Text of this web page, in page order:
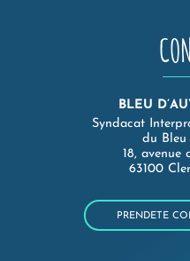
BLEU
Syndacat
du Bleu
18, avenue
63100
PRENDETE